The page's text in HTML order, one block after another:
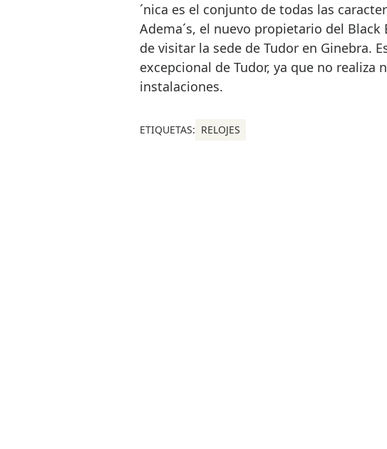
´nica es el conjunto de todas las
Adema´s, el nuevo propietario del
de visitar la sede de Tudor en Ginebra.
excepcional de Tudor, ya que no realiza
instalaciones.
ETIQUETAS: RELOJES